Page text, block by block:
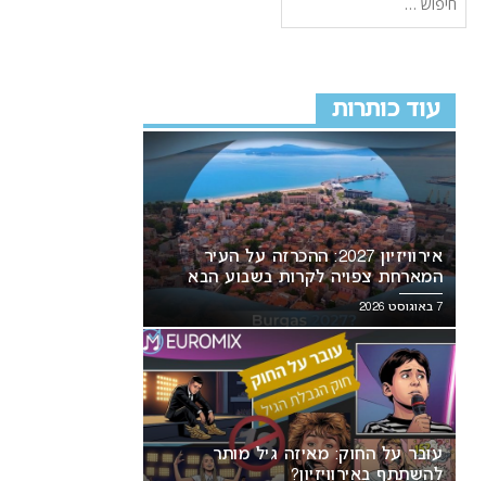
עוד כותרות
אירוויזיון 2027: ההכרזה על העיר
המארחת צפויה לקרות בשבוע הבא
7 באוגוסט 2026
עובר על החוק: מאיזה גיל מותר
להשתתף באירוויזיון?